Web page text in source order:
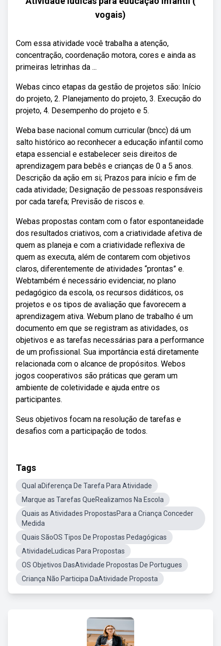
vogais)
Com essa atividade você trabalha a atenção,
concentração, coordenação motora, cores e ainda as
primeiras letrinhas da ...
Webas cinco etapas da gestão de projetos são: Início
do projeto, 2. Planejamento do projeto, 3. Execução do
projeto, 4. Desempenho do projeto e 5.
Weba base nacional comum curricular (bncc) dá um
salto histórico ao reconhecer a educação infantil como
etapa essencial e estabelecer seis direitos de
aprendizagem para bebês e crianças de 0 a 5 anos.
Descrição da ação em si; Prazos para início e fim de
cada atividade; Designação de pessoas responsáveis
por cada tarefa; Previsão de riscos e.
Webas propostas contam com o fator espontaneidade
dos resultados criativos, com a criatividade afetiva de
quem as planeja e com a criatividade reflexiva de
quem as executa, além de contarem com objetivos
claros, diferentemente de atividades “prontas” e.
Webtambém é necessário evidenciar, no plano
pedagógico da escola, os recursos didáticos, os
projetos e os tipos de avaliação que favorecem a
aprendizagem ativa. Webum plano de trabalho é um
documento em que se registram as atividades, os
objetivos e as tarefas necessárias para a performance
de um profissional. Sua importância está diretamente
relacionada com o alcance de propósitos. Webos
jogos cooperativos são práticas que geram um
ambiente de coletividade e ajuda entre os
participantes.
Seus objetivos focam na resolução de tarefas e
desafios com a participação de todos.
Tags
Qual aDiferença De Tarefa Para Atividade
Marque as Tarefas QueRealizamos Na Escola
Quais as Atividades PropostasPara a Criança Conceder
Medida
Quais SãoOS Tipos De Propostas Pedagógicas
AtividadeLudicas Para Propostas
OS Objetivos DasAtividade Propostas De Portugues
Criança Não Participa DaAtividade Proposta